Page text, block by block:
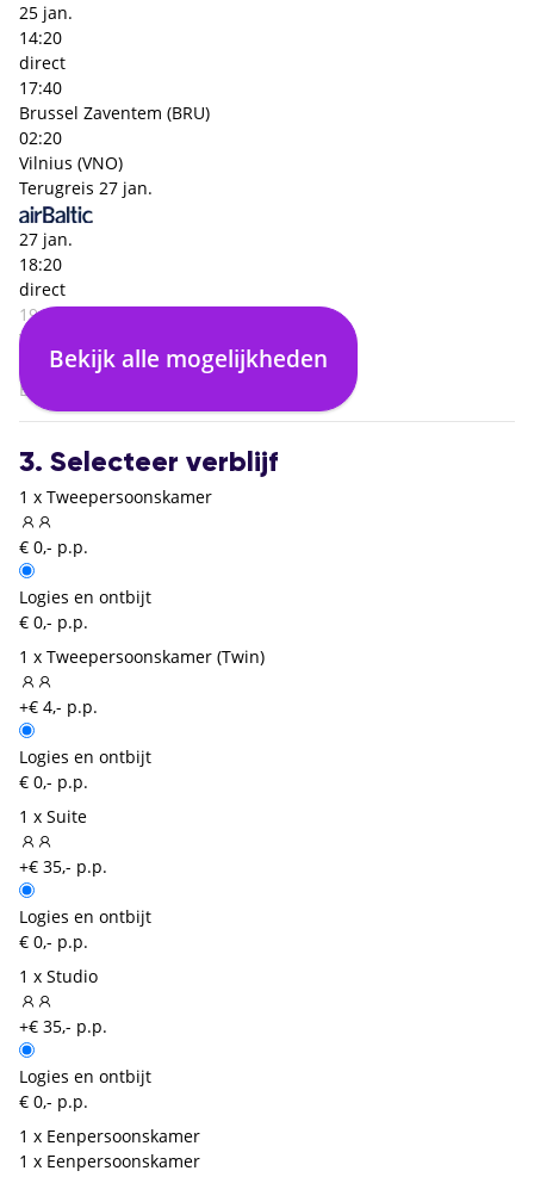
25 jan.
14:20
direct
17:40
Brussel Zaventem (BRU)
02:20
Vilnius (VNO)
Terugreis 27 jan.
27 jan.
18:20
direct
19:50
Vilnius (VNO)
02:30
Brussel Zaventem (BRU)
Bekijk alle mogelijkheden
3. Selecteer verblijf
1 x Tweepersoonskamer
€ 0,- p.p.
Logies en ontbijt
€ 0,- p.p.
1 x Tweepersoonskamer (Twin)
+€ 4,- p.p.
Logies en ontbijt
€ 0,- p.p.
1 x Suite
+€ 35,- p.p.
Logies en ontbijt
€ 0,- p.p.
1 x Studio
+€ 35,- p.p.
Logies en ontbijt
€ 0,- p.p.
1 x Eenpersoonskamer
1 x Eenpersoonskamer